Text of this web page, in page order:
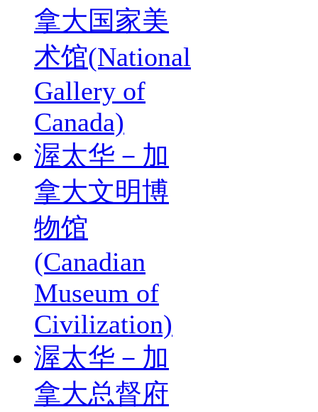
拿大国家美
术馆(National
Gallery of
Canada)
渥太华－加
拿大文明博
物馆
(Canadian
Museum of
Civilization)
渥太华－加
拿大总督府